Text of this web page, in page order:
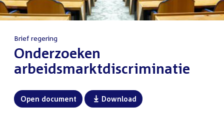
Brief regering
:Onderzoeken
arbeidsmarktdiscriminatie
Open document Download